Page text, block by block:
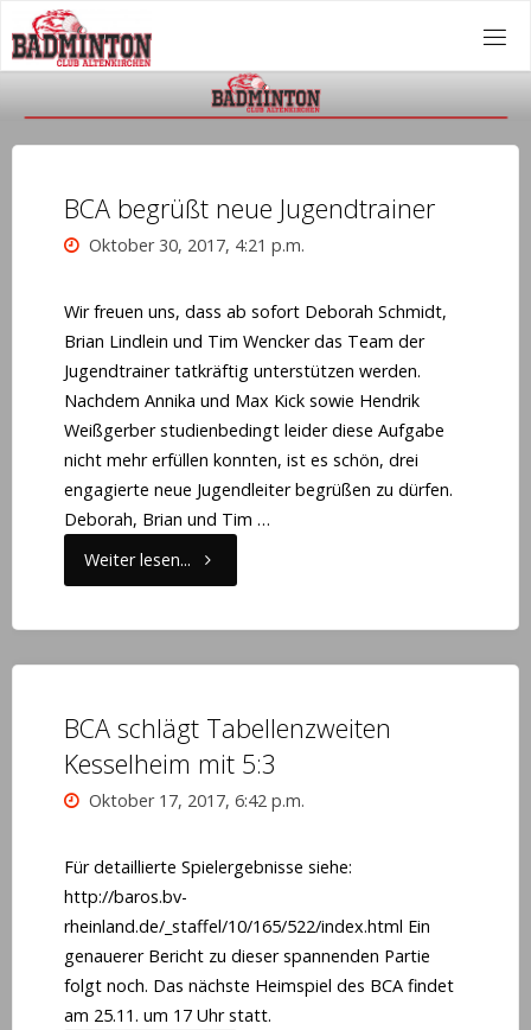
Zum
Inhalt
springen
BCA begrüßt neue Jugendtrainer
Oktober 30, 2017, 4:21 p.m.
Wir freuen uns, dass ab sofort Deborah Schmidt,
Brian Lindlein und Tim Wencker das Team der
Jugendtrainer tatkräftig unterstützen werden.
Nachdem Annika und Max Kick sowie Hendrik
Weißgerber studienbedingt leider diese Aufgabe
nicht mehr erfüllen konnten, ist es schön, drei
engagierte neue Jugendleiter begrüßen zu dürfen.
Deborah, Brian und Tim …
Weiter lesen..."BCA
neue
BCA schlägt Tabellenzweiten
Kesselheim mit 5:3
Oktober 17, 2017, 6:42 p.m.
Für detaillierte Spielergebnisse siehe:
http://baros.bv-
rheinland.de/_staffel/10/165/522/index.html Ein
genauerer Bericht zu dieser spannenden Partie
folgt noch. Das nächste Heimspiel des BCA findet
am 25.11. um 17 Uhr statt.